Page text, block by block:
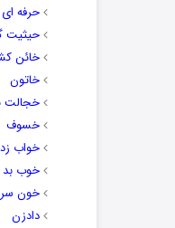
حرفه ای
حیثیت
خائن
خاتون
خسوف
خواب
خوب
خون
دادزن